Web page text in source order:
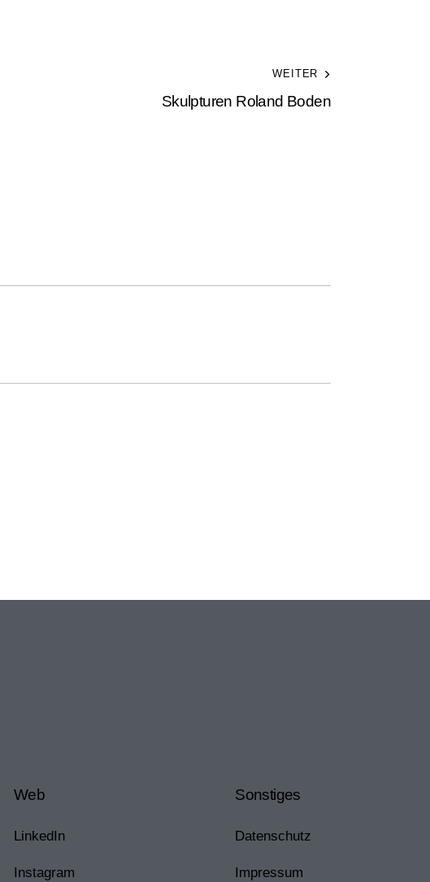
WEITER
Skulpturen Roland Boden
Web
LinkedIn
Instagram
Sonstiges
Datenschutz
Impressum